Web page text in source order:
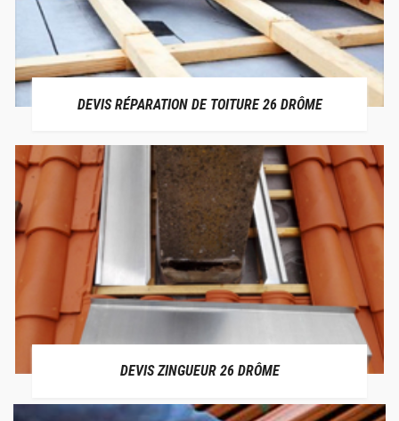
DEVIS RÉPARATION DE TOITURE 26 DRÔME
DEVIS ZINGUEUR 26 DRÔME